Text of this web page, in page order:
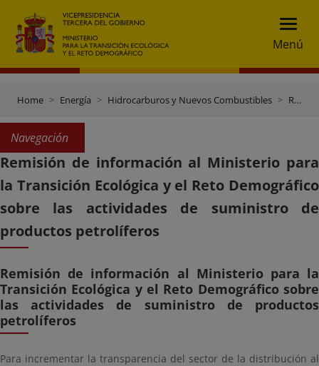
Menú
Home Energía Hidrocarburos y Nuevos Combustibles Remisión de información al Ministerio para la Transición Ecológica y el Reto Demográfico sobre las actividades de suministro de productos petrolíferos
Navegación
Remisión de información al Ministerio para
la Transición Ecológica y el Reto Demográfico
sobre las actividades de suministro de
productos petrolíferos
Remisión de información al Ministerio para la
Transición Ecológica y el Reto Demográfico sobre
las actividades de suministro de productos
petrolíferos
Para incrementar la transparencia del sector de la distribución al